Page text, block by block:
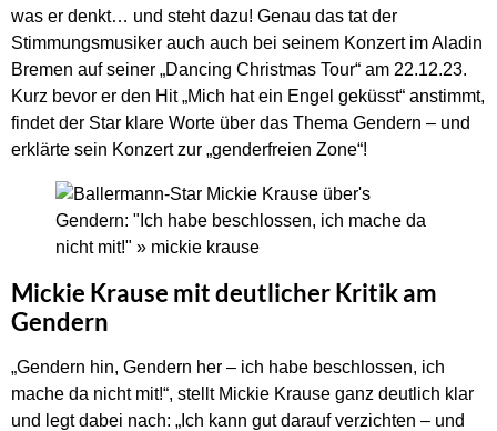
was er denkt… und steht dazu! Genau das tat der
Stimmungsmusiker auch auch bei seinem Konzert im Aladin
Bremen auf seiner „Dancing Christmas Tour“ am 22.12.23.
Kurz bevor er den Hit „Mich hat ein Engel geküsst“ anstimmt,
findet der Star klare Worte über das Thema Gendern – und
erklärte sein Konzert zur „genderfreien Zone“!
Mickie Krause mit deutlicher Kritik am
Gendern
„Gendern hin, Gendern her – ich habe beschlossen, ich
mache da nicht mit!“, stellt Mickie Krause ganz deutlich klar
und legt dabei nach: „Ich kann gut darauf verzichten – und